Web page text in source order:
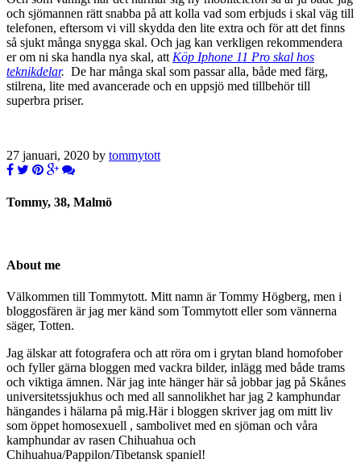
och sjömannen rätt snabba på att kolla vad som erbjuds i skal väg till
telefonen, eftersom vi vill skydda den lite extra och för att det finns
så sjukt många snygga skal. Och jag kan verkligen rekommendera
er om ni ska handla nya skal, att Köp Iphone 11 Pro skal hos
teknikdelar. De har många skal som passar alla, både med färg,
stilrena, lite med avancerade och en uppsjö med tillbehör till
superbra priser.
27 januari, 2020 by tommytott
Tommy, 38, Malmö
About me
Välkommen till Tommytott. Mitt namn är Tommy Högberg, men i
bloggosfären är jag mer känd som Tommytott eller som vännerna
säger, Totten.
Jag älskar att fotografera och att röra om i grytan bland homofober
och fyller gärna bloggen med vackra bilder, inlägg med både trams
och viktiga ämnen. När jag inte hänger här så jobbar jag på Skånes
universitetssjukhus och med all sannolikhet har jag 2 kamphundar
hängandes i hälarna på mig.Här i bloggen skriver jag om mitt liv
som öppet homosexuell , sambolivet med en sjöman och våra
kamphundar av rasen Chihuahua och
Chihuahua/Pappilon/Tibetansk spaniel!